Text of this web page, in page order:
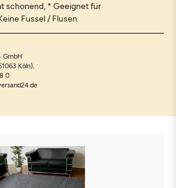
schonend, * Geeignet für
Fussel / Flusen
GmbH
Köln),
0